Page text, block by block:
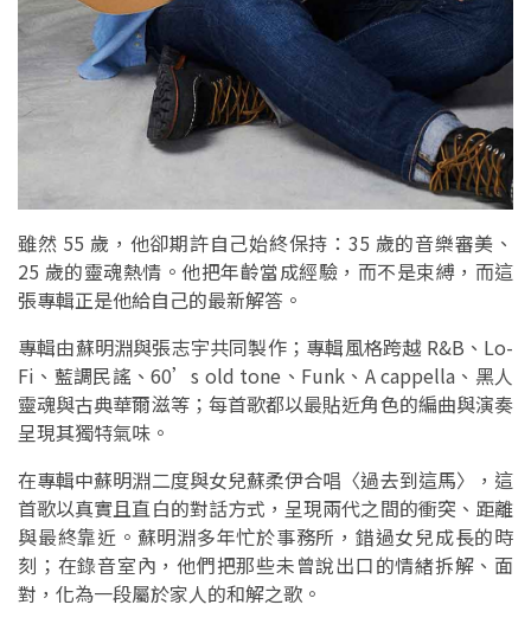
雖然 55 歲，他卻期許自己始終保持：35 歲的音樂審美、
25 歲的靈魂熱情。他把年齡當成經驗，而不是束縛，而這
張專輯正是他給自己的最新解答。
專輯由蘇明淵與張志宇共同製作；專輯風格跨越 R&B、Lo-
Fi、藍調民謠、60’s old tone、Funk、A cappella、黑人
靈魂與古典華爾滋等；每首歌都以最貼近角色的編曲與演奏
呈現其獨特氣味。
在專輯中蘇明淵二度與女兒蘇柔伊合唱〈過去到這馬〉，這
首歌以真實且直白的對話方式，呈現兩代之間的衝突、距離
與最終靠近。蘇明淵多年忙於事務所，錯過女兒成長的時
刻；在錄音室內，他們把那些未曾說出口的情緒拆解、面
對，化為一段屬於家人的和解之歌。